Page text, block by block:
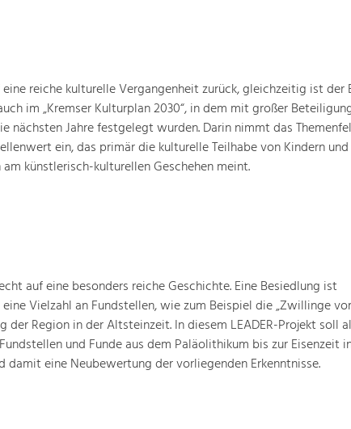
reiche kulturelle Vergangenheit zurück, gleichzeitig ist der
im „Kremser Kulturplan 2030“, in dem mit großer
nächsten Jahre festgelegt wurden. Darin nimmt das
ein, das primär die kulturelle Teilhabe von Kindern und
künstlerisch-kulturellen Geschehen meint.
auf eine besonders reiche Geschichte. Eine Besiedlung ist
Vielzahl an Fundstellen, wie zum Beispiel die „Zwillinge
der Region in der Altsteinzeit. In diesem LEADER-Projekt soll
und Funde aus dem Paläolithikum bis zur Eisenzeit
damit eine Neubewertung der vorliegenden Erkenntnisse.